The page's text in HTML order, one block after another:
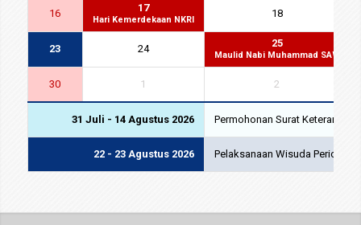
16 17
Hari Kemerdekaan NKRI
18
23 24 25
Maulid Nabi Muhammad SAW
30 1 2
31 Juli - 14 Agustus 2026 Permohonan Surat Keterangan
22 - 23 Agustus 2026 Pelaksanaan Wisuda Periode